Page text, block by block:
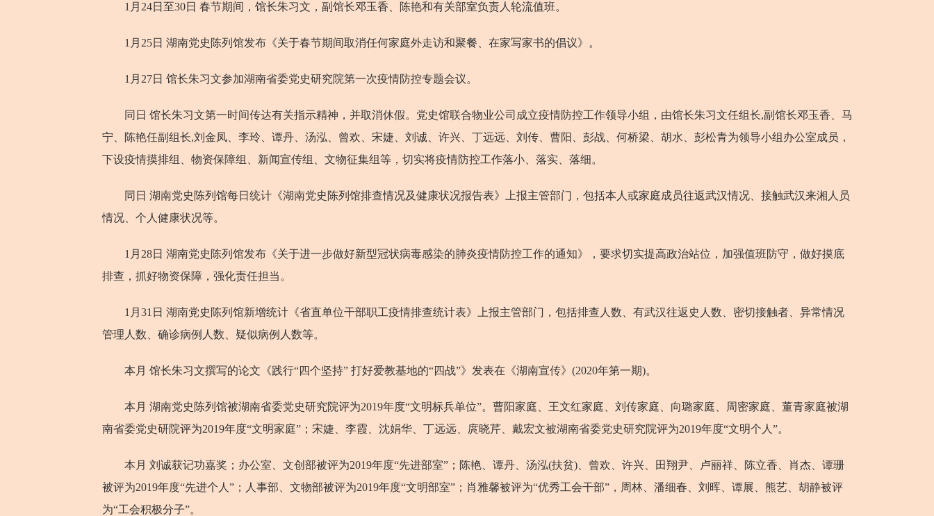
1月24日至30日 春节期间，馆长朱习文，副馆长邓玉香、陈艳和有关部室负责人轮流值班。
1月25日 湖南党史陈列馆发布《关于春节期间取消任何家庭外走访和聚餐、在家写家书的倡议》。
1月27日 馆长朱习文参加湖南省委党史研究院第一次疫情防控专题会议。
同日 馆长朱习文第一时间传达有关指示精神，并取消休假。党史馆联合物业公司成立疫情防控工作领导小组，由馆长朱习文任组长,副馆长邓玉香、马
宁、陈艳任副组长,刘金凤、李玲、谭丹、汤泓、曾欢、宋婕、刘诚、许兴、丁远远、刘传、曹阳、彭战、何桥梁、胡水、彭松青为领导小组办公室成员，
下设疫情摸排组、物资保障组、新闻宣传组、文物征集组等，切实将疫情防控工作落小、落实、落细。
同日 湖南党史陈列馆每日统计《湖南党史陈列馆排查情况及健康状况报告表》上报主管部门，包括本人或家庭成员往返武汉情况、接触武汉来湘人员
情况、个人健康状况等。
1月28日 湖南党史陈列馆发布《关于进一步做好新型冠状病毒感染的肺炎疫情防控工作的通知》，要求切实提高政治站位，加强值班防守，做好摸底
排查，抓好物资保障，强化责任担当。
1月31日 湖南党史陈列馆新增统计《省直单位干部职工疫情排查统计表》上报主管部门，包括排查人数、有武汉往返史人数、密切接触者、异常情况
管理人数、确诊病例人数、疑似病例人数等。
本月 馆长朱习文撰写的论文《践行“四个坚持” 打好爱教基地的“四战”》发表在《湖南宣传》(2020年第一期)。
本月 湖南党史陈列馆被湖南省委党史研究院评为2019年度“文明标兵单位”。曹阳家庭、王文红家庭、刘传家庭、向璐家庭、周密家庭、董青家庭被湖
南省委党史研院评为2019年度“文明家庭”；宋婕、李霞、沈娟华、丁远远、庹晓芹、戴宏文被湖南省委党史研究院评为2019年度“文明个人”。
本月 刘诚获记功嘉奖；办公室、文创部被评为2019年度“先进部室”；陈艳、谭丹、汤泓(扶贫)、曾欢、许兴、田翔尹、卢丽祥、陈立香、肖杰、谭珊
被评为2019年度“先进个人”；人事部、文物部被评为2019年度“文明部室”；肖雅馨被评为“优秀工会干部”，周林、潘细春、刘晖、谭展、熊艺、胡静被评
为“工会积极分子”。